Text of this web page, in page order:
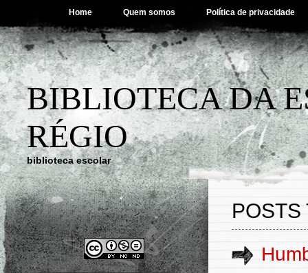
Home Quem somos Política de privacidade
BIBLIOTECA DA
RÉGIO
biblioteca escolar
POSTS